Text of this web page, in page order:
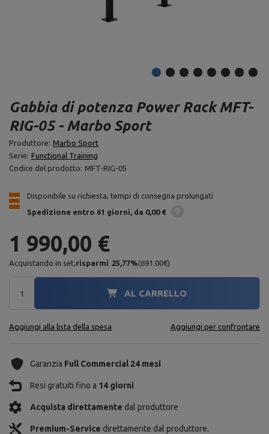
Gabbia di potenza Power Rack MFT-
RIG-05 - Marbo Sport
Produttore: Marbo Sport
Serie: Functional Training
Codice del prodotto: MFT-RIG-05
Disponibile su richiesta, tempi di consegna prolungati
Spedizione entro 61 giorni da 0,00 €
1 990,00 €
Acquistando in set,risparmi 25,77%(691.00€)
AL CARRELLO
Aggiungi alla lista della spesa Aggiungi per confrontare
Garanzia Full Commercial 24 mesi
Resi gratuiti fino a 14 giorni
Acquista direttamente dal produttore
Premium-Service direttamente dal produttore.